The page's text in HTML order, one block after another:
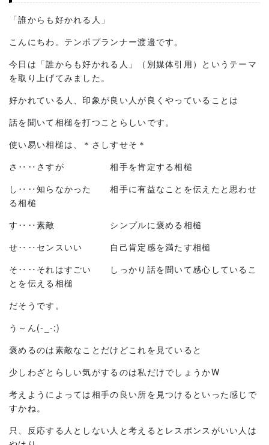
「誰からも好かれる人」
こんにちわ。テンポプランナー渡邉です。
今日は「誰からも好かれる人」（別媒体引用）というテーマ
を取り上げてみました。
好かれている人、印象が良い人が良くやっていることは
話を聞いて相槌を打つことらしいです。
使い易い相槌は、＊さしすせそ＊
さ‥‥さすが 相手を肯定する相槌
し‥‥知らなかった 相手に有益なことを伝えたと思わせ
る相槌
す‥‥素敵 シンプルに褒める相槌
せ‥‥センスいい 自己肯定感を満たす相槌
そ‥‥それはすごい しっかり話を聞いて感心しているこ
とを伝える相槌
だそうです。
う～ん(-_-;)
褒めるのは素敵なことだけどこれを見ていると
少しわざとらしい気がするのは私だけでしょうかW
考えようによっては相手の良い所を見つけるといった感じで
すかね。
只、反応する人としない人と考えるとレスポンスがいい人は